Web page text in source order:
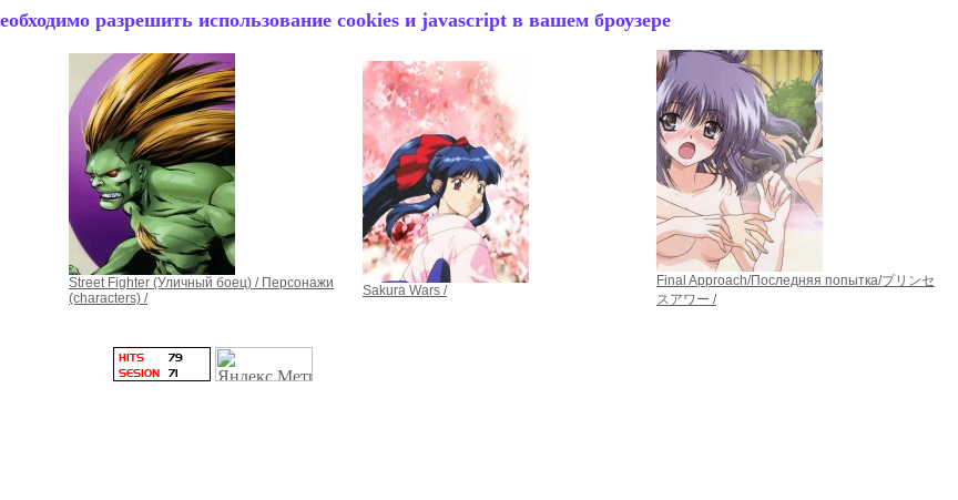
разрешить использование cookies и javascript в вашем броузере
Street Fighter (Уличный боец) / Персонажи
(characters) /
Sakura Wars /
Final Approach/Последняя попытка/プリンセ
スアワー /